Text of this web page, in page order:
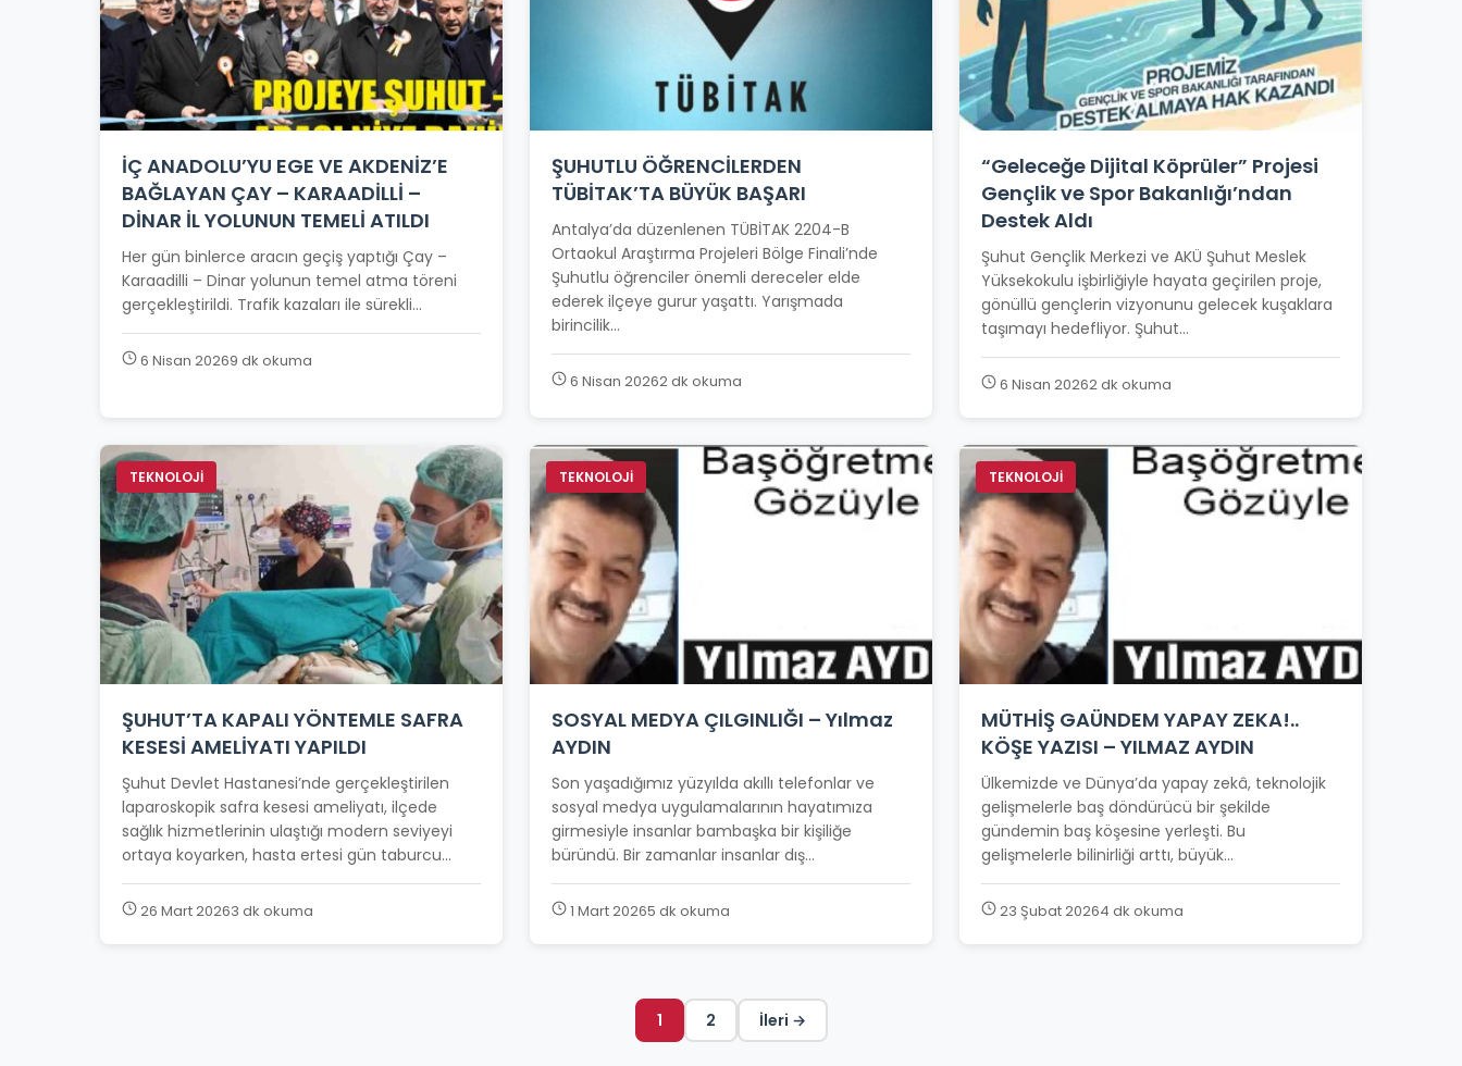
İÇ ANADOLU’YU EGE VE AKDENİZ’E
BAĞLAYAN ÇAY – KARAADİLLİ –
DİNAR İL YOLUNUN TEMELİ ATILDI
Her gün binlerce aracın geçiş yaptığı Çay –
Karaadilli – Dinar yolunun temel atma töreni
gerçekleştirildi. Trafik kazaları ile sürekli...
6 Nisan 20269 dk okuma
ŞUHUTLU ÖĞRENCİLERDEN
TÜBİTAK’TA BÜYÜK BAŞARI
Antalya’da düzenlenen TÜBİTAK 2204-B
Ortaokul Araştırma Projeleri Bölge Finali’nde
Şuhutlu öğrenciler önemli dereceler elde
ederek ilçeye gurur yaşattı. Yarışmada
birincilik...
6 Nisan 20262 dk okuma
“Geleceğe Dijital Köprüler” Projesi
Gençlik ve Spor Bakanlığı’ndan
Destek Aldı
Şuhut Gençlik Merkezi ve AKÜ Şuhut Meslek
Yüksekokulu işbirliğiyle hayata geçirilen proje,
gönüllü gençlerin vizyonunu gelecek kuşaklara
taşımayı hedefliyor. Şuhut...
6 Nisan 20262 dk okuma
TEKNOLOJİ
ŞUHUT’TA KAPALI YÖNTEMLE SAFRA
KESESİ AMELİYATI YAPILDI
Şuhut Devlet Hastanesi’nde gerçekleştirilen
laparoskopik safra kesesi ameliyatı, ilçede
sağlık hizmetlerinin ulaştığı modern seviyeyi
ortaya koyarken, hasta ertesi gün taburcu...
26 Mart 20263 dk okuma
TEKNOLOJİ
SOSYAL MEDYA ÇILGINLIĞI – Yılmaz
AYDIN
Son yaşadığımız yüzyılda akıllı telefonlar ve
sosyal medya uygulamalarının hayatımıza
girmesiyle insanlar bambaşka bir kişiliğe
büründü. Bir zamanlar insanlar dış...
1 Mart 20265 dk okuma
TEKNOLOJİ
MÜTHİŞ GAÜNDEM YAPAY ZEKA!..
KÖŞE YAZISI – YILMAZ AYDIN
Ülkemizde ve Dünya’da yapay zekâ, teknolojik
gelişmelerle baş döndürücü bir şekilde
gündemin baş köşesine yerleşti. Bu
gelişmelerle bilinirliği arttı, büyük...
23 Şubat 20264 dk okuma
1 2 İleri →